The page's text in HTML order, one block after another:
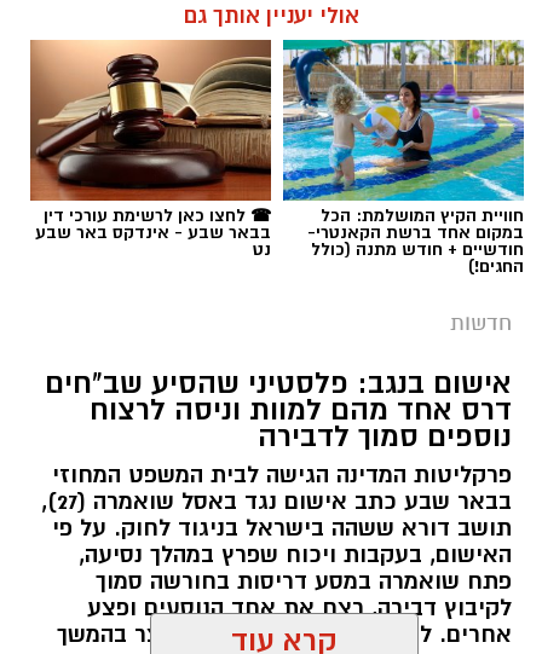
תגים:רמ''י
קרדיט: רמ"י
אולי יעניין אותך גם
חוויית הקיץ המושלמת: הכל
במקום אחד ברשת הקאנטרי-
חודשיים + חודש מתנה (כולל
החגים!)
☎ לחצו כאן לרשימת עורכי דין
בבאר שבע - אינדקס באר שבע
נט
חדשות
אישום בנגב: פלסטיני שהסיע שב"חים
דרס אחד מהם למוות וניסה לרצוח
נוספים סמוך לדבירה
פרקליטות המדינה הגישה לבית המשפט המחוזי
בבאר שבע כתב אישום נגד באסל שואמרה (27),
תושב דורא ששהה בישראל בניגוד לחוק. על פי
האישום, בעקבות ויכוח שפרץ במהלך נסיעה,
פתח שואמרה במסע דריסות בחורשה סמוך
לקיבוץ דבירה, רצח את אחד הנוסעים ופצע
אחרים. לאחר מכן נמלט מהזירה ונעצר בהמשך
קרא עוד